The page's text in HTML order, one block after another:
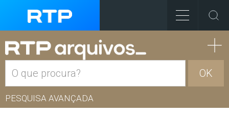
OK
PESQUISA AVANÇADA